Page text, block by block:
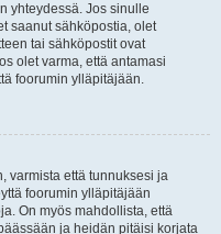
yhteydessä. Jos sinulle
saanut sähköpostia, olet
tai sähköpostit ovat
olet varma, että antamasi
foorumin ylläpitäjään.
varmista että tunnuksesi ja
foorumin ylläpitäjään
On myös mahdollista, että
ja heidän pitäisi korjata